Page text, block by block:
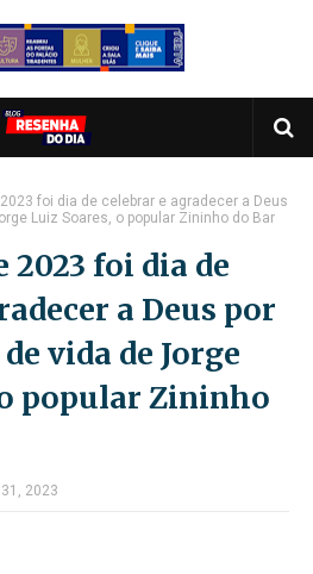
foi dia de celebrar e agradecer a Deus
Luiz Soares, o popular Zininho do Bar
2023 foi dia de
a Deus por
vida de Jorge
popular Zininho
2023